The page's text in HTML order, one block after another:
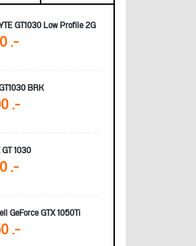
GT1030 Low Profile 2G
.-
BRK
.-
1030
.-
GeForce GTX 1050Ti
.-